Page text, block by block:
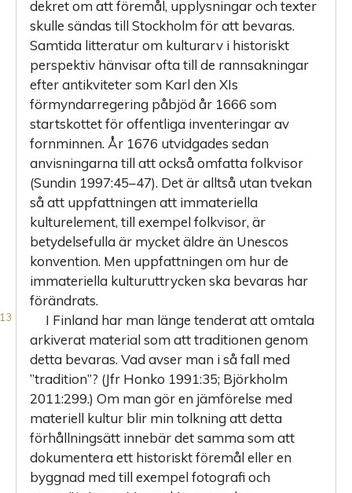
dekret om att föremål, upplysningar och texter
skulle sändas till Stockholm för att bevaras.
Samtida litteratur om kulturarv i historiskt
perspektiv hänvisar ofta till de rannsakningar
efter antikviteter som Karl den XIs
förmyndarregering påbjöd år 1666 som
startskottet för offentliga inventeringar av
fornminnen. År 1676 utvidgades sedan
anvisningarna till att också omfatta folkvisor
(Sundin 1997:45–47). Det är alltså utan tvekan
så att uppfattningen att immateriella
kulturelement, till exempel folkvisor, är
betydelsefulla är mycket äldre än Unescos
konvention. Men uppfattningen om hur de
immateriella kulturuttrycken ska bevaras har
förändrats.
I Finland har man länge tenderat att omtala
arkiverat material som att traditionen genom
detta bevaras. Vad avser man i så fall med
”tradition”? (Jfr Honko 1991:35; Björkholm
2011:299.) Om man gör en jämförelse med
materiell kultur blir min tolkning att detta
förhållningsätt innebär det samma som att
dokumentera ett historiskt föremål eller en
byggnad med till exempel fotografi och